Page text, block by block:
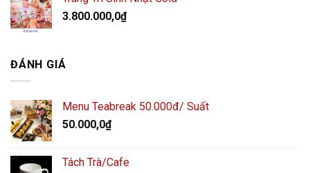
3.800.000,0₫
ĐÁNH GIÁ
Menu Teabreak 50.000đ/ Suất
50.000,0₫
Tách Trà/Cafe